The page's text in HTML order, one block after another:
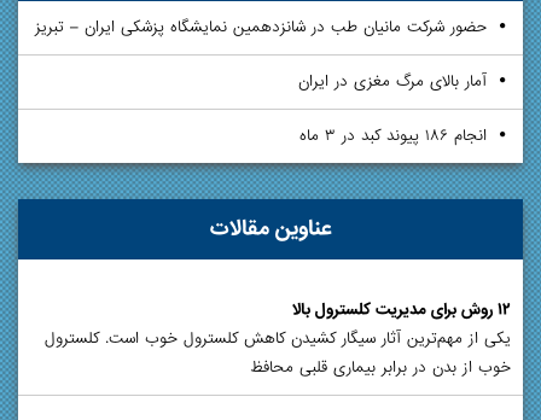
حضور شرکت مانیان طب در شانزدهمین نمایشگاه پزشکی ایران – تبریز
آمار بالای مرگ مغزی در ایران
انجام ۱۸۶ پیوند کبد در ۳ ماه
عناوین مقالات
۱۲ روش برای مدیریت کلسترول بالا
یکی از مهم‌ترین آثار سیگار کشیدن کاهش کلسترول خوب است. کلسترول
خوب از بدن در برابر بیماری قلبی محافظ